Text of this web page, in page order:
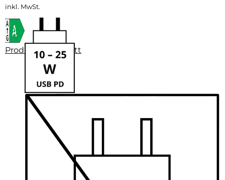
inkl. MwSt.
Produktdatenblatt